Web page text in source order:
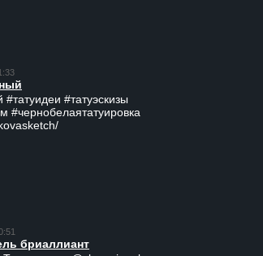
#татуэскизы
#чернобелаятатуировка
бриаллиант